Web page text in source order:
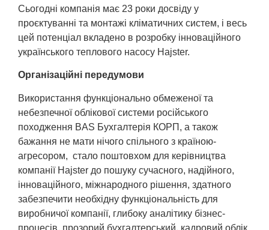
Сьогодні компанія має 23 роки досвіду у
проєктуванні та монтажі кліматичних систем, і весь
цей потенціал вкладено в розробку інноваційного
українського теплового насосу Hajster.
Організаційні передумови
Використання функціонально обмеженої та
небезпечної облікової системи російського
походження BAS Бухгалтерія КОРП, а також
бажання не мати нічого спільного з країною-
агресором, стало поштовхом для керівництва
компанії Hajster до пошуку сучасного, надійного,
інноваційного, міжнародного рішення, здатного
забезпечити необхідну функціональність для
виробничої компанії, глибоку аналітику бізнес-
процесів, прозорий бухгалтерський, кадровий облік